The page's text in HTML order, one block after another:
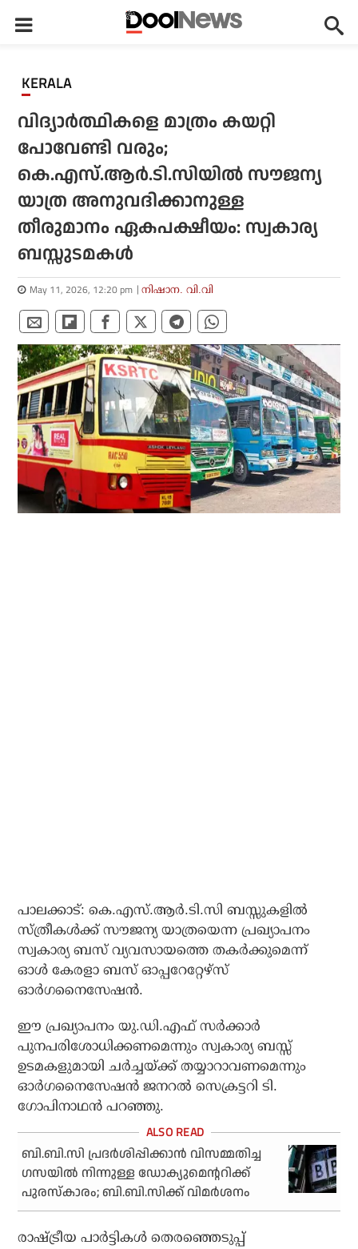
KERALA
വിദ്യാര്‍ത്ഥികളെ മാത്രം കയറ്റി
പോവേണ്ടി വരും;
കെ.എസ്.ആര്‍.ടി.സിയില്‍ സൗജന്യ
യാത്ര അനുവദിക്കാനുള്ള
തീരുമാനം ഏകപക്ഷീയം: സ്വകാര്യ
ബസ്സുടമകള്‍
May 11, 2026, 12:20 pm നിഷാന. വി.വി
പാലക്കാട്: കെ.എസ്.ആര്‍.ടി.സി ബസ്സുകളില്‍
സ്ത്രീകള്‍ക്ക് സൗജന്യ യാത്രയെന്ന പ്രഖ്യാപനം
സ്വകാര്യ ബസ് വ്യവസായത്തെ തകര്‍ക്കുമെന്ന്
ഓള്‍ കേരളാ ബസ് ഓപ്പറേറ്റേഴ്‌സ്
ഓര്‍ഗനൈസേഷന്‍.
ഈ പ്രഖ്യാപനം യു.ഡി.എഫ് സര്‍ക്കാര്‍
പുനപരിശോധിക്കണമെന്നും സ്വകാര്യ ബസ്സ്
ഉടമകളുമായി ചര്‍ച്ചയ്ക്ക് തയ്യാറാവണമെന്നും
ഓര്‍ഗനൈസേഷന്‍ ജനറല്‍ സെക്രട്ടറി ടി.
ഗോപിനാഥന്‍ പറഞ്ഞു.
ബി.ബി.സി പ്രദര്‍ശിപ്പിക്കാന്‍ വിസമ്മതിച്ച
ഗസയില്‍ നിന്നുള്ള ഡോക്യുമെന്ററിക്ക്
പുരസ്‌കാരം; ബി.ബി.സിക്ക് വിമര്‍ശനം
രാഷ്ട്രീയ പാര്‍ട്ടികള്‍ തെരഞ്ഞെടുപ്പ്